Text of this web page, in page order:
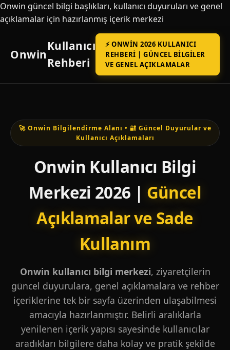
Onwin güncel bilgi başlıkları, kullanıcı duyuruları ve genel
açıklamalar için hazırlanmış içerik merkezi
Onwin
Kullanıcı
Rehberi
⚡ ONWIN 2026 KULLANICI
REHBERI | GÜNCEL BILGILER
VE GENEL AÇIKLAMALAR
🚀 Onwin Bilgilendirme Alanı • 🔐 Güncel Duyurular ve
Kullanıcı Açıklamaları
Onwin Kullanıcı Bilgi
Merkezi 2026 | Güncel
Açıklamalar ve Sade
Kullanım
Onwin kullanıcı bilgi merkezi, ziyaretçilerin
güncel duyurulara, genel açıklamalara ve rehber
içeriklerine tek bir sayfa üzerinden ulaşabilmesi
amacıyla hazırlanmıştır. Belirli aralıklarla
yenilenen içerik yapısı sayesinde kullanıcılar
aradıkları bilgilere daha kolay ve pratik şekilde